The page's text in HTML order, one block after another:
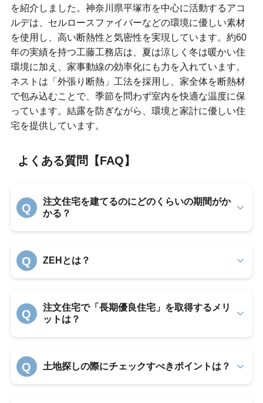
を紹介しました。神奈川県平塚市を中心に活動するアコ
ルデは、セルロースファイバーなどの環境に優しい素材
を使用し、高い断熱性と気密性を実現しています。約60
年の実績を持つ工藤工務店は、夏は涼しく冬は暖かい住
環境に加え、家事動線の効率化にも力を入れています。
ネストは「外張り断熱」工法を採用し、家全体を断熱材
で包み込むことで、季節を問わず室内を快適な温度に保
っています。結露を防ぎながら、環境と家計に優しい住
宅を提供しています。
よくある質問【FAQ】
Q
注文住宅を建てるのにどのくらいの期間がか
かる？
Q ZEHとは？
Q
注文住宅で「長期優良住宅」を取得するメリ
ットは？
Q 土地探しの際にチェックすべきポイントは？